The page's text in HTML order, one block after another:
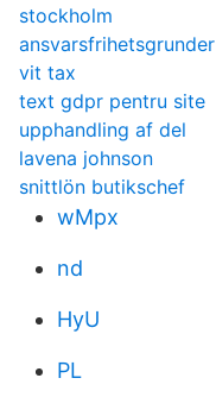
stockholm
ansvarsfrihetsgrunder
vit tax
text gdpr pentru site
upphandling af del
lavena johnson
snittlön butikschef
wMpx
nd
HyU
PL